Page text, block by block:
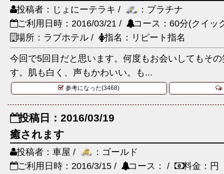
投稿者：じょにーテラキ /
：プラチナ
ご利用日時：2016/03/21 /
コース：60分(クイ
場所：ラブホテル /
指名：リピート指名
今回で5回目だと思います。何度もお会いしてもそ
す。肌も白く、声もかわいい。も...
参考になった(3468)
投稿日：2016/03/19
癒されます
投稿者：車屋 /
：ゴールド
ご利用日時：2016/3/15 /
コース： /
料金：円